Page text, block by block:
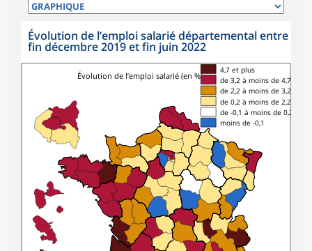
Évolution de l’emploi salarié départemental entre
fin décembre 2019 et fin juin 2022
Évolution de l’emploi salarié (en %)
moins de -0,1
de -0,1 à moins de 0,2
de 0,2 à moins de 2,2
de 2,2 à moins de 3,2
de 3,2 à moins de 4,7
4,7 et plus